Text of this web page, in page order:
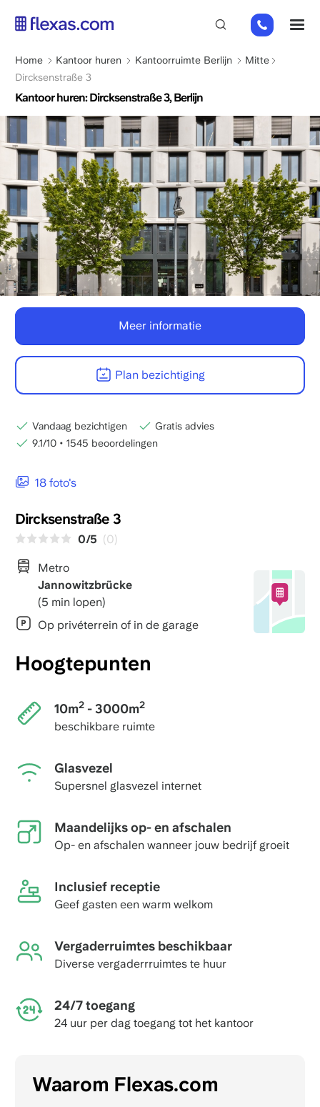
inhoud
gaan
+49
151
26184223
Kruimelpad
Home Kantoor huren Kantoorruimte Berlijn
Mitte
Dircksenstraße 3
Kantoor huren: Dircksenstraße 3, Berlijn
18 foto's
Dircksenstraße 3
0/5 (0)
Metro
Jannowitzbrücke
(5 min lopen)
Op privéterrein of in de garage
Hoogtepunten
10m2- 3000m2
beschikbare ruimte
Glasvezel
Supersnel glasvezel internet
Maandelijks op- en afschalen
Op- en afschalen wanneer jouw bedrijf groeit
Inclusief receptie
Geef gasten een warm welkom
Vergaderruimtes beschikbaar
Diverse vergaderrruimtes te huur
24/7 toegang
24 uur per dag toegang tot het kantoor
Waarom Flexas.com
Meer informatie
Plan bezichtiging
Vandaag bezichtigen
Gratis advies
9.1/10 • 1545 beoordelingen